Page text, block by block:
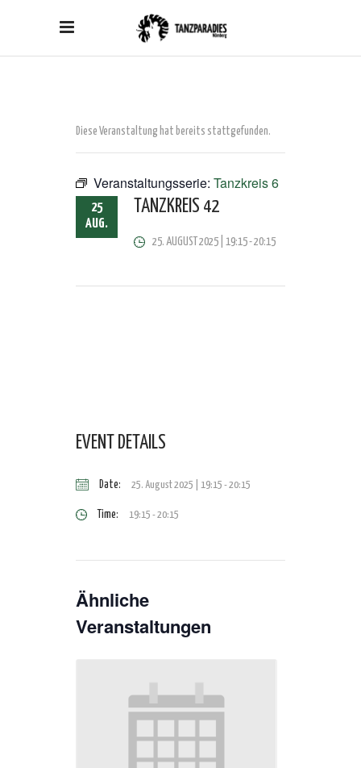
Diese Veranstaltung hat bereits stattgefunden.
Veranstaltungsserie: Tanzkreis 6
25
AUG.
TANZKREIS 42
25. AUGUST 2025 | 19:15-20:15
EVENT DETAILS
Date: 25. August 2025 | 19:15 -20:15
Time: 19:15 - 20:15
Ähnliche
Veranstaltungen